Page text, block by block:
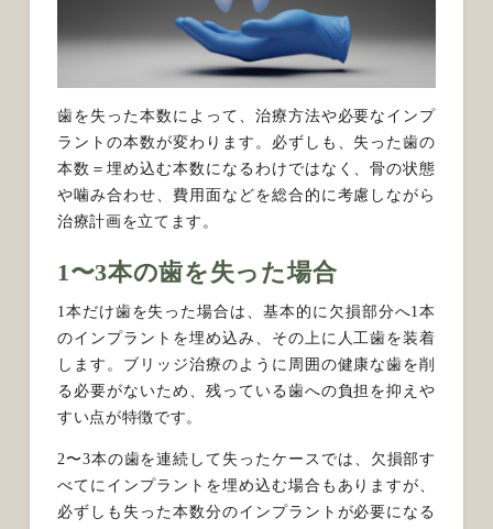
歯を失った本数によって、治療方法や必要なインプ
ラントの本数が変わります。必ずしも、失った歯の
本数＝埋め込む本数になるわけではなく、骨の状態
や噛み合わせ、費用面などを総合的に考慮しながら
治療計画を立てます。
1〜3本の歯を失った場合
1本だけ歯を失った場合は、基本的に欠損部分へ1本
のインプラントを埋め込み、その上に人工歯を装着
します。ブリッジ治療のように周囲の健康な歯を削
る必要がないため、残っている歯への負担を抑えや
すい点が特徴です。
2〜3本の歯を連続して失ったケースでは、欠損部す
べてにインプラントを埋め込む場合もありますが、
必ずしも失った本数分のインプラントが必要になる